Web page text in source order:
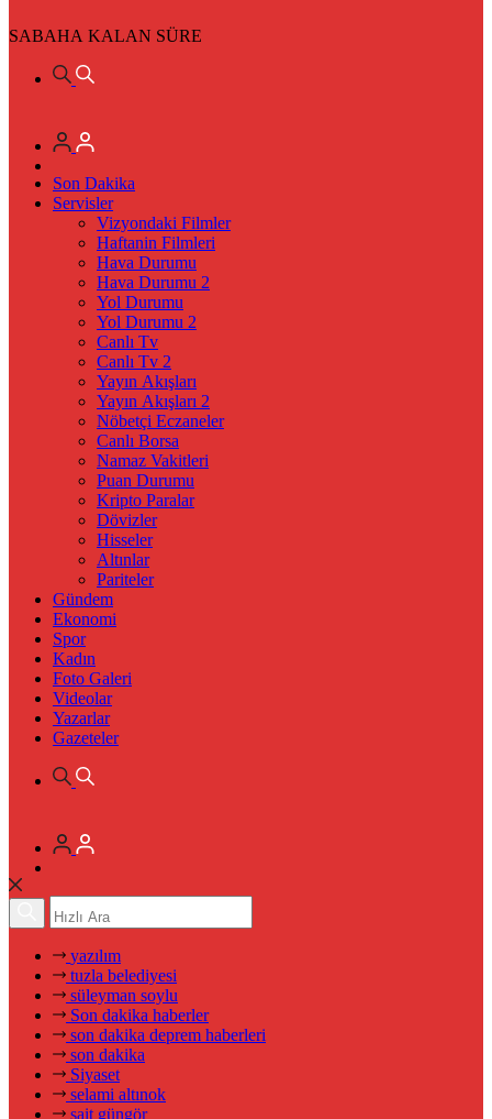
SABAHA KALAN SÜRE
Son Dakika
Servisler
Vizyondaki Filmler
Haftanin Filmleri
Hava Durumu
Hava Durumu 2
Yol Durumu
Yol Durumu 2
Canlı Tv
Canlı Tv 2
Yayın Akışları
Yayın Akışları 2
Nöbetçi Eczaneler
Canlı Borsa
Namaz Vakitleri
Puan Durumu
Kripto Paralar
Dövizler
Hisseler
Altınlar
Pariteler
Gündem
Ekonomi
Spor
Kadın
Foto Galeri
Videolar
Yazarlar
Gazeteler
yazılım
tuzla belediyesi
süleyman soylu
Son dakika haberler
son dakika deprem haberleri
son dakika
Siyaset
selami altınok
sait güngör